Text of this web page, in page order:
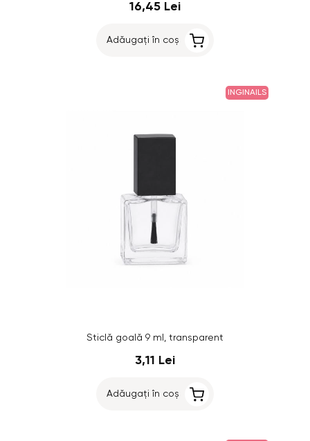
16,45 Lei
Adăugați în coș
INGINAILS
Sticlă goală 9 ml, transparent
3,11 Lei
Adăugați în coș